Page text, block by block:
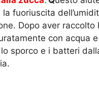
la fuoriuscita
Dopo aver raccolto
con acqua
sporco e i batteri